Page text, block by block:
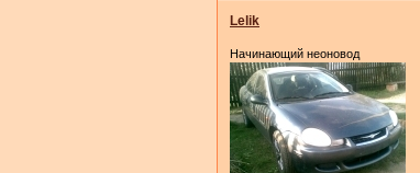
Lelik
Начинающий неоновод